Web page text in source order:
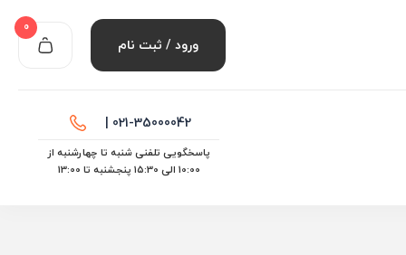
ورود / ثبت نام
0
021-35000042 |
پاسخگویی تلفنی شنبه تا چهارشنبه از
10:00 الی ۱۵:30 پنجشنبه تا 13:00